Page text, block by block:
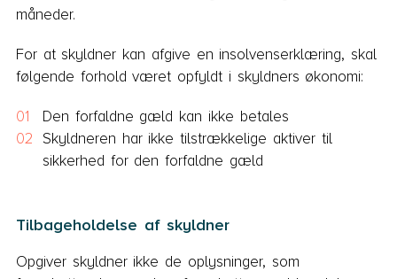
måneder.
For at skyldner kan afgive en insolvenserklæring, skal
følgende forhold været opfyldt i skyldners økonomi:
Den forfaldne gæld kan ikke betales
Skyldneren har ikke tilstrækkelige aktiver til
sikkerhed for den forfaldne gæld
Tilbageholdelse af skyldner
Opgiver skyldner ikke de oplysninger, som